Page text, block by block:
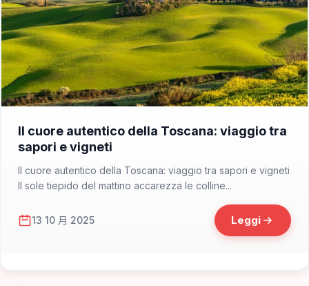
Il cuore autentico della Toscana: viaggio tra
sapori e vigneti
Il cuore autentico della Toscana: viaggio tra sapori e vigneti
Il sole tiepido del mattino accarezza le colline...
13 10 月 2025 Leggi